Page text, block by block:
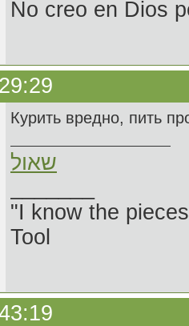
No creo en Dios
Курить вредно, пить
שאול
"I know the
Tool